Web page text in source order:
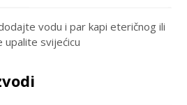
vodu i par kapi eteričnog ili
upalite svijećicu